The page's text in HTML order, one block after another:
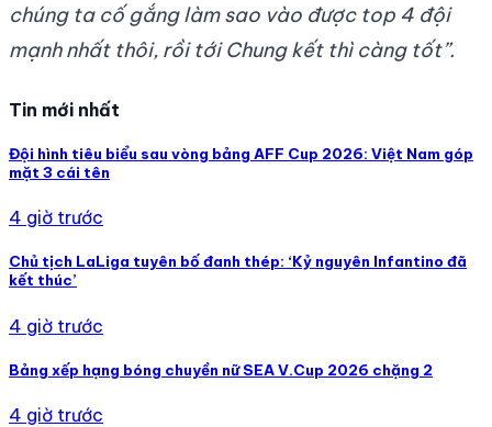
chúng ta cố gắng làm sao vào được top 4 đội
mạnh nhất thôi, rồi tới Chung kết thì càng tốt”.
Tin mới nhất
Đội hình tiêu biểu sau vòng bảng AFF Cup 2026: Việt Nam góp
mặt 3 cái tên
4 giờ trước
Chủ tịch LaLiga tuyên bố đanh thép: ‘Kỷ nguyên Infantino đã
kết thúc’
4 giờ trước
Bảng xếp hạng bóng chuyền nữ SEA V.Cup 2026 chặng 2
4 giờ trước